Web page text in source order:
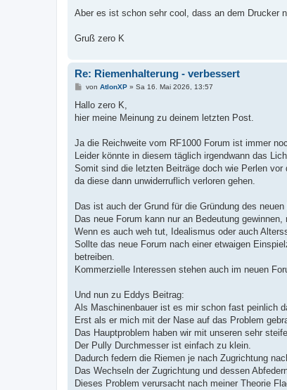
Aber es ist schon sehr cool, dass an dem Drucker
Gruß zero K
Re: Riemenhalterung - verbessert
B
i
r
von AtlonXP» Sa 16. Mai 2026, 13:57
Hallo zero K,
hier meine Meinung zu deinem letzten Post.
Ja die Reichweite vom RF1000 Forum ist immer
Leider könnte in diesem täglich irgendwann das
Somit sind die letzten Beiträge doch wie Perlen vor
da diese dann unwiderruflich verloren gehen.
Das ist auch der Grund für die Gründung des neuen
Das neue Forum kann nur an Bedeutung
Wenn es auch weh tut, Idealismus oder auch
Sollte das neue Forum nach einer etwaigen
betreiben.
Kommerzielle Interessen stehen auch im neuen
Und nun zu Eddys Beitrag:
Als Maschinenbauer ist es mir schon fast peinlich
Erst als er mich mit der Nase auf das Problem
Das Hauptproblem haben wir mit unseren sehr
Der Pully Durchmesser ist einfach zu klein.
Dadurch federn die Riemen je nach Zugrichtung
Das Wechseln der Zugrichtung und dessen
Dieses Problem verursacht nach meiner Theorie